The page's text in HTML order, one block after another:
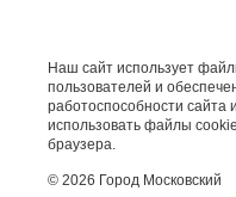
Наш сайт использует
пользователей и
работоспособности сайта
использовать файлы
браузера.
© 2026 Город Московский